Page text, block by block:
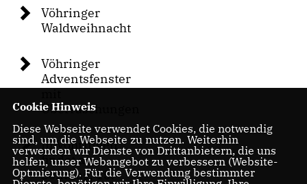
Vöhringer
Waldweihnacht
Vöhringer
Adventsfenster
Überraschungen
In Vöhringen
findet am
Sonntag, 15.
Cookie Hinweis
Diese Webseite verwendet Cookies, die notwendig
sind, um die Webseite zu nutzen. Weiterhin
verwenden wir Dienste von Drittanbietern, die uns
helfen, unser Webangebot zu verbessern (Website-
Optmierung). Für die Verwendung bestimmter